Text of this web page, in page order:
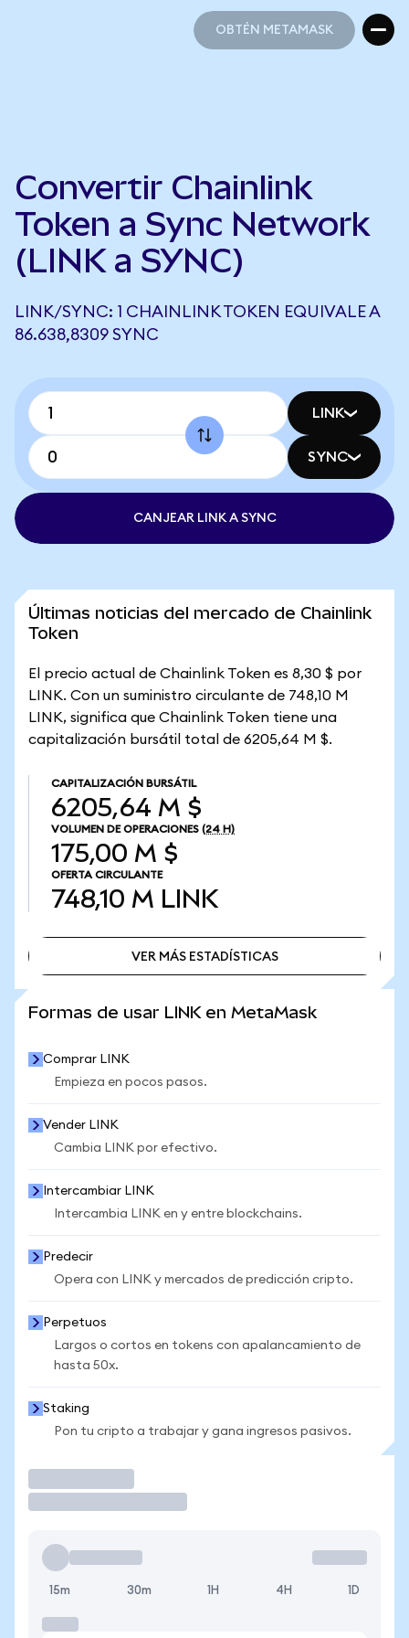
OBTÉN METAMASK
Convertir Chainlink
Token a Sync Network
(LINK a SYNC)
LINK/SYNC: 1 CHAINLINK TOKEN EQUIVALE A
86.638,8309 SYNC
LINK
SYNC
CANJEAR LINK A SYNC
Últimas noticias del mercado de Chainlink
Token
El precio actual de Chainlink Token es 8,30 $ por
LINK. Con un suministro circulante de 748,10 M
LINK, significa que Chainlink Token tiene una
capitalización bursátil total de 6205,64 M $.
CAPITALIZACIÓN BURSÁTIL
6205,64 M $
VOLUMEN DE OPERACIONES (24 H)
175,00 M $
OFERTA CIRCULANTE
748,10 M LINK
VER MÁS ESTADÍSTICAS
Formas de usar LINK en MetaMask
Comprar LINK
Empieza en pocos pasos.
Vender LINK
Cambia LINK por efectivo.
Intercambiar LINK
Intercambia LINK en y entre blockchains.
Predecir
Opera con LINK y mercados de predicción cripto.
Perpetuos
Largos o cortos en tokens con apalancamiento de
hasta 50x.
Staking
Pon tu cripto a trabajar y gana ingresos pasivos.
15m 30m 1H 4H 1D